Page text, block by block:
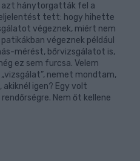
azt hánytorgatták fel a
tett: hogy hihette
végeznek, miért nem
végeznek például
mérést, bőrvizsgálatot is,
ez sem furcsa. Velem
nemet mondtam,
igen? Egy volt
Nem őt kellene